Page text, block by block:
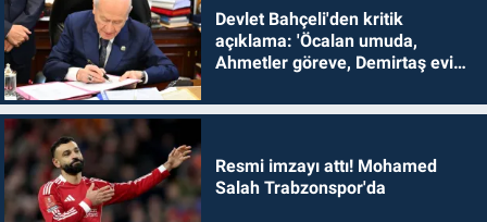
Devlet Bahçeli'den kritik
açıklama: 'Öcalan umuda,
Ahmetler göreve, Demirtaş evine
Resmi imzayı attı! Mohamed
Salah Trabzonspor'da